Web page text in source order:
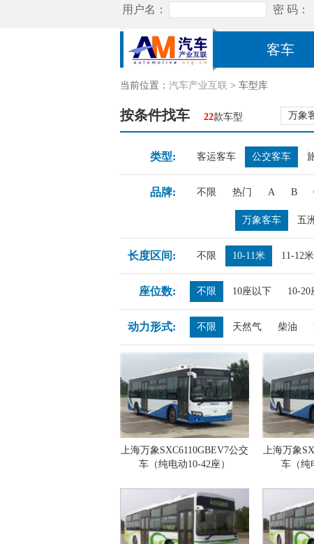
客车
当前位置： 汽车产业互联 > 车型库
按条件找车 22款车型 万象
类型: 客运客车 公交客车
品牌: 不限 热门 A B
万象客车 五
长度区间: 不限 10-11米 11-12米
座位数: 不限 10座以下 10-20
动力形式: 不限 天然气 柴油
上海万象SXC6110GBEV7公交
车（纯电动10-42座）
上海万象
车（纯